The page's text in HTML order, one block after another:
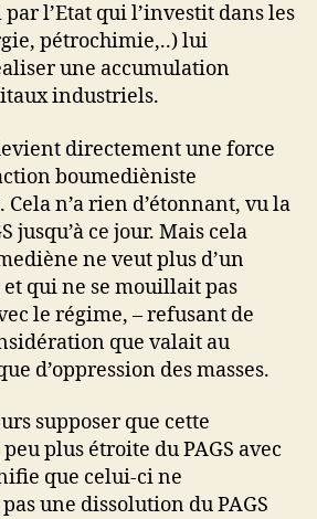
l’Etat qui l’investit dans les
pétrochimie,..) lui
une accumulation
industriels.
directement une force
boumedièniste
Cela n’a rien d’étonnant, vu la
jusqu’à ce jour. Mais cela
ne veut plus d’un
et qui ne se mouillait pas
le régime, – refusant de
que valait au
d’oppression des masses.
supposer que cette
plus étroite du PAGS avec
que celui-ci ne
une dissolution du PAGS